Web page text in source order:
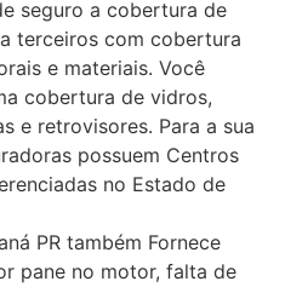
seguro a cobertura de
terceiros com cobertura
e materiais. Você
cobertura de vidros,
e retrovisores. Para a sua
possuem Centros
no Estado de
PR também Fornece
pane no motor, falta de